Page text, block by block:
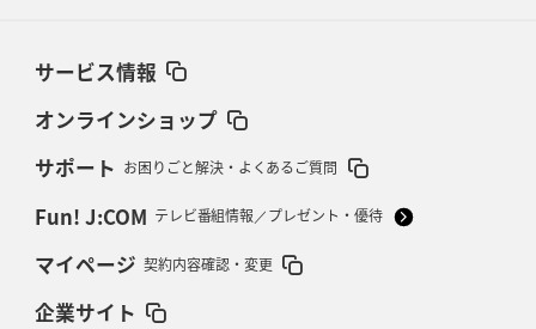
サービス情報
オンラインショップ
サポート お困りごと解決・よくあるご質問
Fun! J:COM テレビ番組情報／プレゼント・優待
マイページ 契約内容確認・変更
企業サイト